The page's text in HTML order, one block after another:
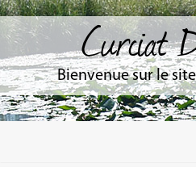
Curciat
Bienvenue sur le